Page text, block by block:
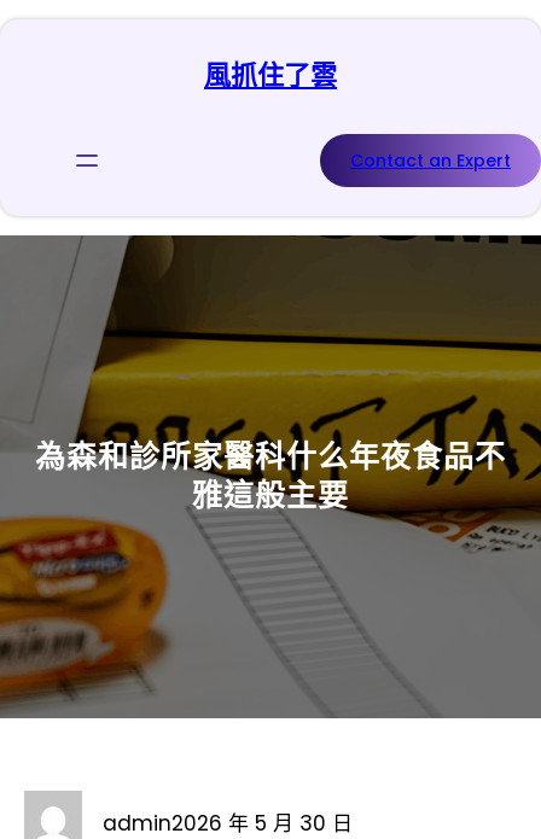
跳
風抓住了雲
Contact an Expert
為森和診所家醫科什么年夜食品不
雅這般主要
admin2026 年 5 月 30 日